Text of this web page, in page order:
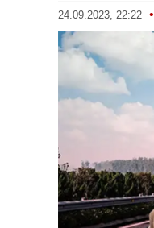
24.09.2023, 22:22 •